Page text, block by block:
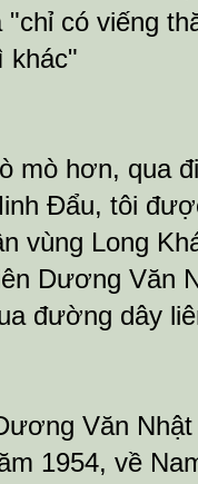
"chỉ có viếng
khác"
mò hơn, qua
Đẩu, tôi
vùng Long
Dương Văn
đường dây
Văn
1954, về